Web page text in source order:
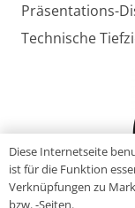
Präsentations-
Technische
Diese Internetseite
ist für die Funktion
Verknüpfungen zu
bzw. -Seiten.